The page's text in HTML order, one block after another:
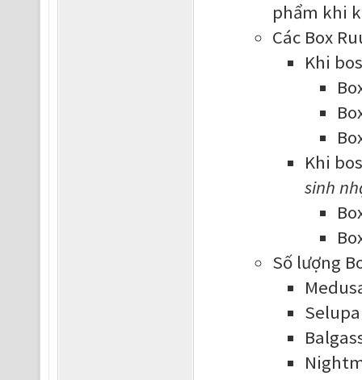
phẩm khi
Các Box
Khi
Khi
sinh
Số lượng